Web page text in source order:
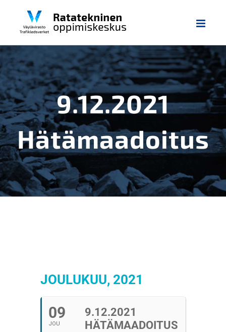
9.12.2021
Hätämaadoitus
JOULUKUU, 2021
09
JOU
9.12.2021
HÄTÄMAADOITUS